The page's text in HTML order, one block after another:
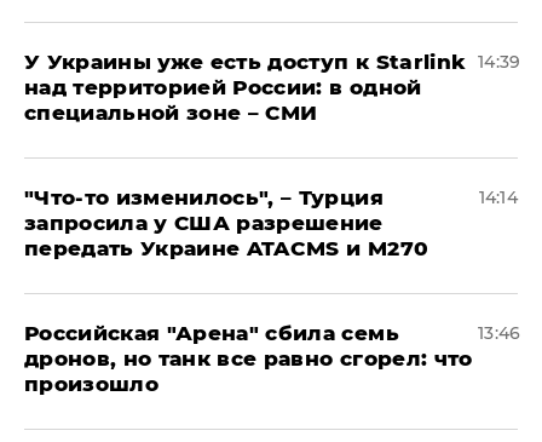
У Украины уже есть доступ к Starlink
над территорией России: в одной
специальной зоне – СМИ
14:39
​"Что-то изменилось", – Турция
запросила у США разрешение
передать Украине ATACMS и M270
14:14
​Российская "Арена" сбила семь
дронов, но танк все равно сгорел: что
произошло
13:46